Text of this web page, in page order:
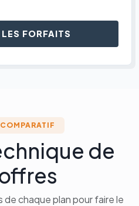
FORFAITS
de
chaque plan pour faire le